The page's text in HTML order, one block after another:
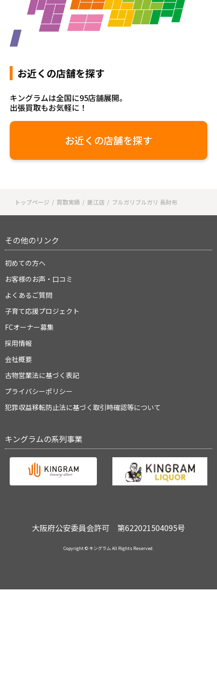
お近くの店舗を探す
キングラムは全国に95店舗展開。
出張買取もお気軽に！
お近くの店舗を探す
トップページ 買取実績 菱江店 ブルガリブルガリ 長財布
その他のリンク
初めての方へ
お客様のお声・口コミ
よくあるご質問
子育て応援プロジェクト
FCオーナー募集
採用情報
会社概要
古物営業法に基づく表記
プライバシーポリシー
犯罪収益移転防止法に基づく取引時確認等について
キングラムの系列事業
大阪府公安委員会許可 第622021504095号
Copyright © キングラム All Rights Reserved.